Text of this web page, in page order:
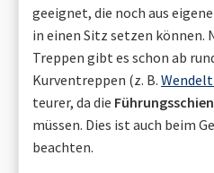
geeignet, die noch aus
in einen Sitz setzen können.
Treppen gibt es schon ab
Kurventreppen (z. B.
teurer, da die
müssen. Dies ist auch beim
beachten.